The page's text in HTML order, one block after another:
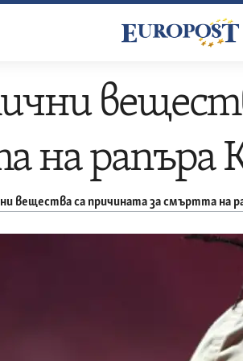
на рапъра
вещества са причината за смъртта на